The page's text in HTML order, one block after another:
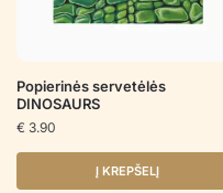
Popierinės servetėlės
DINOSAURS
€ 3.90
Į KREPŠELĮ